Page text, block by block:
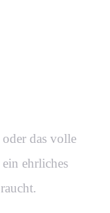
das volle
ehrliches